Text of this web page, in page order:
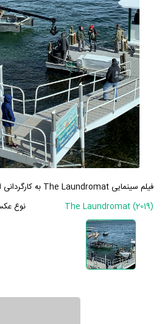
فیلم سینمایی The Laundromat به کارگردانی استیون سودربرگ
The Laundromat (2019)
نوع